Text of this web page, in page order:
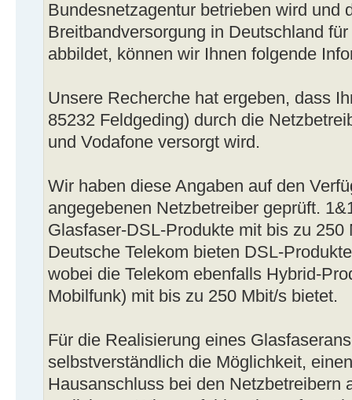
Bundesnetzagentur betrieben wird und
Breitbandversorgung in Deutschland
abbildet, können wir Ihnen folgende
Unsere Recherche hat ergeben, dass
85232 Feldgeding) durch die
und Vodafone versorgt wird.
Wir haben diese Angaben auf den
angegebenen Netzbetreiber geprüft.
Glasfaser-DSL-Produkte mit bis zu
Deutsche Telekom bieten DSL-
wobei die Telekom ebenfalls Hybrid-
Mobilfunk) mit bis zu 250 Mbit/s bietet.
Für die Realisierung eines
selbstverständlich die Möglichkeit,
Hausanschluss bei den Netzbetreibern